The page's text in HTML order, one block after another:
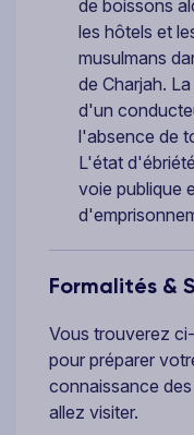
de boissons
les hôtels et
musulmans
de Charjah.
d'un
l'absence de
L'état
voie publique
Formalités &
Vous trouverez
pour préparer
connaissance
allez visiter.